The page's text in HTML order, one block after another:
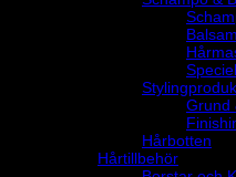
Balsam
Grund
Hårbotten
Hårtillbehör